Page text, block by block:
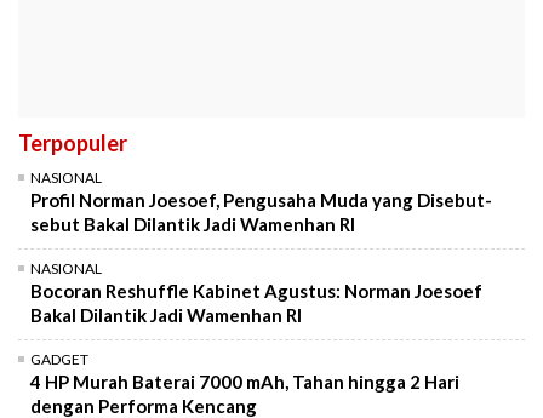
Terpopuler
NASIONAL
Profil Norman Joesoef, Pengusaha Muda yang Disebut-
sebut Bakal Dilantik Jadi Wamenhan RI
NASIONAL
Bocoran Reshuffle Kabinet Agustus: Norman Joesoef
Bakal Dilantik Jadi Wamenhan RI
GADGET
4 HP Murah Baterai 7000 mAh, Tahan hingga 2 Hari
dengan Performa Kencang